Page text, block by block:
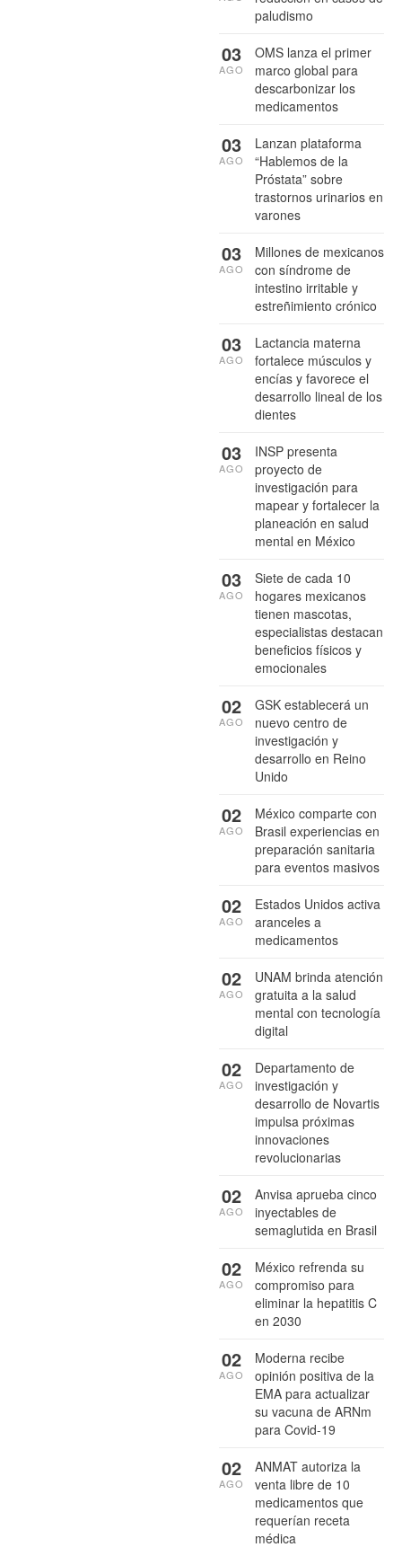
paludismo
OMS lanza el primer
marco global para
descarbonizar los
medicamentos
03
AGO
Lanzan plataforma
“Hablemos de la
Próstata” sobre
trastornos urinarios en
varones
03
AGO
Millones de mexicanos
con síndrome de
intestino irritable y
estreñimiento crónico
03
AGO
Lactancia materna
fortalece músculos y
encías y favorece el
desarrollo lineal de los
dientes
03
AGO
INSP presenta
proyecto de
investigación para
mapear y fortalecer la
planeación en salud
mental en México
03
AGO
Siete de cada 10
hogares mexicanos
tienen mascotas,
especialistas destacan
beneficios físicos y
emocionales
03
AGO
GSK establecerá un
nuevo centro de
investigación y
desarrollo en Reino
Unido
02
AGO
México comparte con
Brasil experiencias en
preparación sanitaria
para eventos masivos
02
AGO
Estados Unidos activa
aranceles a
medicamentos
02
AGO
UNAM brinda atención
gratuita a la salud
mental con tecnología
digital
02
AGO
Departamento de
investigación y
desarrollo de Novartis
impulsa próximas
innovaciones
revolucionarias
02
AGO
Anvisa aprueba cinco
inyectables de
semaglutida en Brasil
02
AGO
México refrenda su
compromiso para
eliminar la hepatitis C
en 2030
02
AGO
Moderna recibe
opinión positiva de la
EMA para actualizar
su vacuna de ARNm
para Covid-19
02
AGO
ANMAT autoriza la
venta libre de 10
medicamentos que
requerían receta
médica
02
AGO